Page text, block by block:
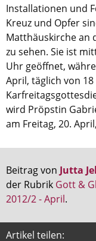
Installationen und
Kreuz und Opfer
Matthäuskirche an
zu sehen. Sie ist
Uhr geöffnet,
April, täglich von
wird Pröpstin
am Freitag, 20.
Beitrag von Jutta
der Rubrik Gott &
2012/2 - April.
Artikel teilen: